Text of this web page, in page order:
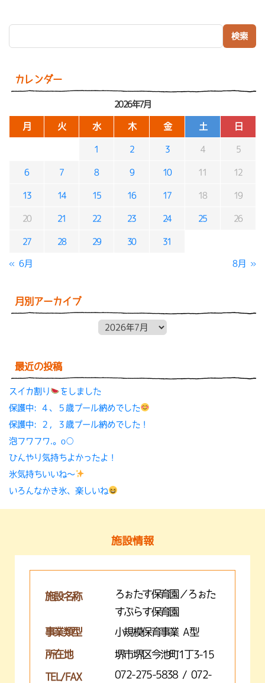
カレンダー
2026年7月
月 火 水 木 金 土 日
1 2 3 4 5
6 7 8 9 10 11 12
13 14 15 16 17 18 19
20 21 22 23 24 25 26
27 28 29 30 31
« 6月 8月 »
月別アーカイブ
最近の投稿
スイカ割り
をしました
保護中: ４、５歳プール納めでした
保護中: ２，３歳プール納めでした！
泡フワフワ.。o○
ひんやり気持ちよかったよ！
氷気持ちいいね〜
いろんなかき氷、楽しいね
施設情報
施設名称
ろぉたす保育園／ろぉた
すぷらす保育園
事業類型
小規模保育事業 A型
所在地 堺市堺区今池町1丁3-15
TEL/FAX
072-275-5838 / 072-